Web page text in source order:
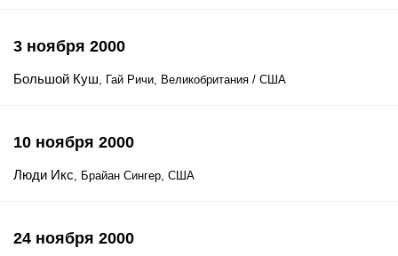
3 ноября 2000
Большой Куш, Гай Ричи, Великобритания / США
10 ноября 2000
Люди Икс, Брайан Сингер, США
24 ноября 2000